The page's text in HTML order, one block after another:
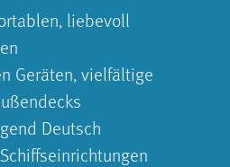
liebevoll
Geräten, vielfältige
Deutsch